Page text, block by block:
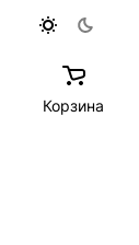
Корзина